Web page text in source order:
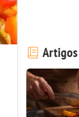
Artigos